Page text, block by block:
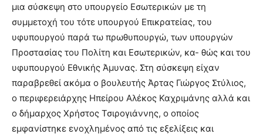
μια σύσκεψη στο υπουργείο Εσωτερικών με τη
συμμετοχή του τότε υπουργού Επικρατείας, του
υφυπουργού παρά τω πρωθυπουργώ, των υπουργών
Προστασίας του Πολίτη και Εσωτερικών, κα- θώς και του
υφυπουργού Εθνικής Άμυνας. Στη σύσκεψη είχαν
παραβρεθεί ακόμα ο βουλευτής Άρτας Γιώργος Στύλιος,
ο περιφερειάρχης Ηπείρου Αλέκος Καχριμάνης αλλά και
ο δήμαρχος Χρήστος Τσιρογιάννης, ο οποίος
εμφανίστηκε ενοχλημένος από τις εξελίξεις και